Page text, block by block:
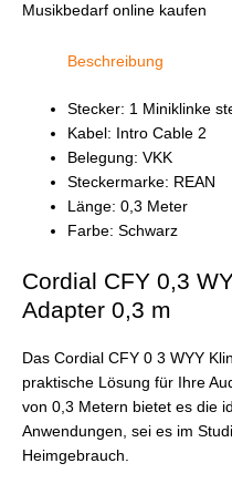
Musikbedarf online kaufen
Beschreibung
Stecker: 1 Miniklinke
Kabel: Intro Cable 2
Belegung: VKK
Steckermarke: REAN
Länge: 0,3 Meter
Farbe: Schwarz
Cordial CFY 0,3
Adapter 0,3 m
Das Cordial CFY 0 3 WYY
praktische Lösung für Ihre
von 0,3 Metern bietet es die
Anwendungen, sei es im
Heimgebrauch.